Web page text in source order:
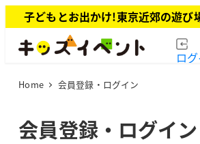
イ
子どもとお出かけ!東京近郊の遊び
ロ
Home 会員登録・ログイン
会員登録・ログイン